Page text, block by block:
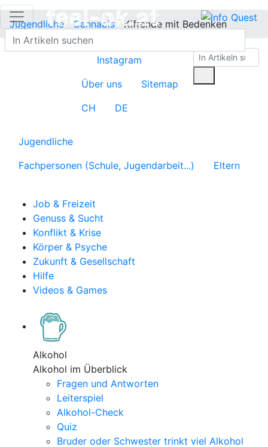
Jugendliche Cannabis Kiffende mit Bedenken
Instagram
Über uns
Sitemap
CH
DE
Jugendliche
Fachpersonen (Schule, Jugendarbeit...)
Eltern
Job & Freizeit
Genuss & Sucht
Konflikt & Krise
Körper & Psyche
Zukunft & Gesellschaft
Hilfe
Videos & Games
Alkohol
Alkohol im Überblick
Fragen und Antworten
Leiterspiel
Alkohol-Check
Quiz
Bruder oder Schwester trinkt viel Alkohol